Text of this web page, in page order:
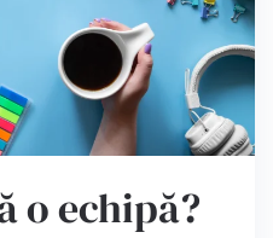
o echipă?